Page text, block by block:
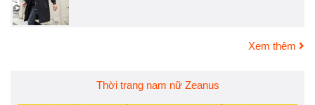
Xem thêm
Thời trang nam nữ Zeanus